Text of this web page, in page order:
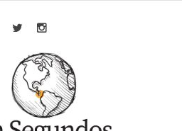
Facebook
TwitterInstagram